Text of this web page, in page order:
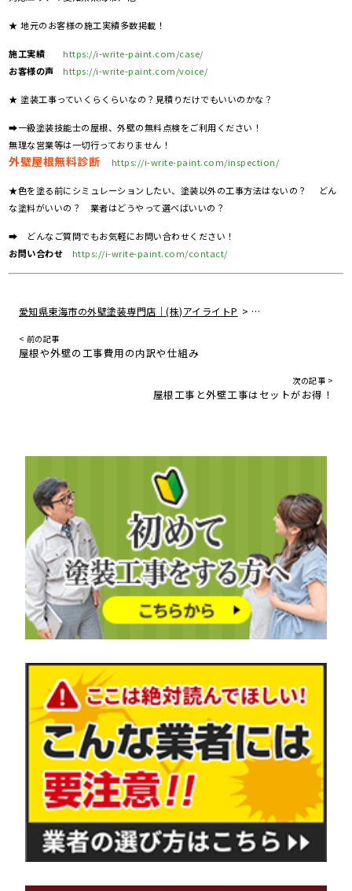
★ 地元のお客様の施工実績多数掲載！
施工実績
https://i-write-paint.com/case/
お客様の声
https://i-write-paint.com/voice/
★ 塗装工事っていくらくらいなの？見積りだけでもいいのかな？
➡一級塗装技能士の屋根、外壁の無料点検をご利用ください！
無理な営業等は一切行っておりません！
外壁屋根無料診断 https://i-write-paint.com/inspection/
★色を塗る前にシミュレーションしたい、塗装以外の工事方法はないの？ どん
な塗料がいいの？ 業者はどうやって選べばいいの？
➡ どんなご質問でもお気軽にお問い合わせください！
お問い合わせ
https://i-write-paint.com/contact/
愛知県東海市の外壁塗装専門店｜(株)アイライトP > 住宅リフォームの真実
< 前の記事
屋根や外壁の工事費用の内訳や仕組み
次の記事 >
屋根工事と外壁工事はセットがお得！